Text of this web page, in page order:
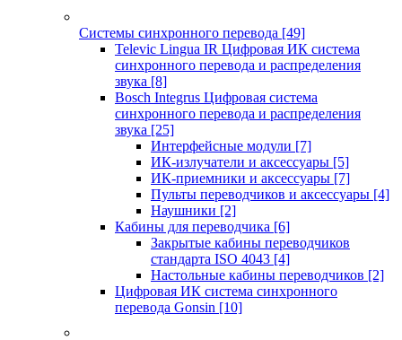
Системы синхронного перевода [49]
Televic Lingua IR Цифровая ИК система
синхронного перевода и распределения
звука [8]
Bosch Integrus Цифровая система
синхронного перевода и распределения
звука [25]
Интерфейсные модули [7]
ИК-излучатели и аксессуары [5]
ИК-приемники и аксессуары [7]
Пульты переводчиков и аксессуары [4]
Наушники [2]
Кабины для переводчика [6]
Закрытые кабины переводчиков
стандарта ISO 4043 [4]
Настольные кабины переводчиков [2]
Цифровая ИК система синхронного
перевода Gonsin [10]